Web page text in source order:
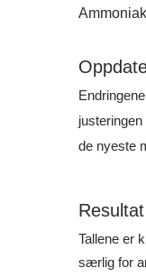
de nyeste
Tallene er
særlig for